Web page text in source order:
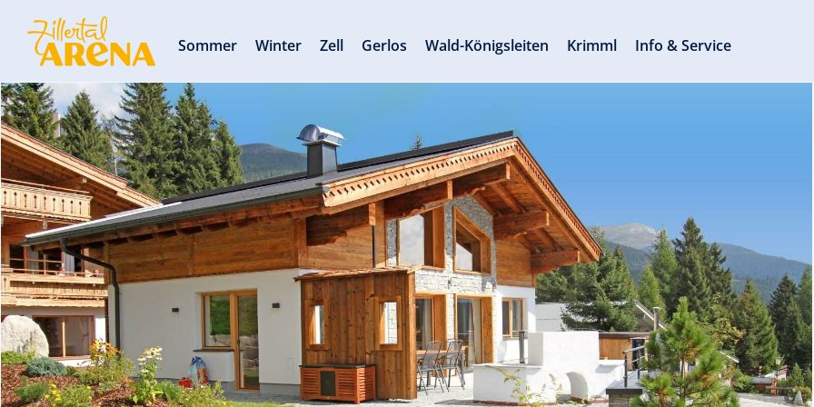
Sommer Winter Zell Gerlos Wald-Königsleiten Krimml Info & Service